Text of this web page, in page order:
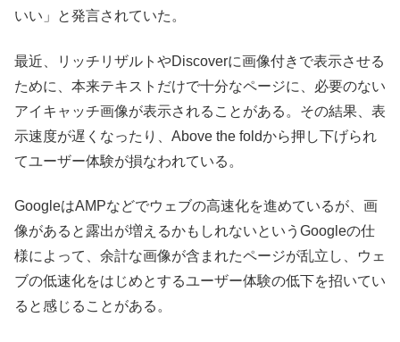
いい」と発言されていた。
最近、リッチリザルトやDiscoverに画像付きで表示させる
ために、本来テキストだけで十分なページに、必要のない
アイキャッチ画像が表示されることがある。その結果、表
示速度が遅くなったり、Above the foldから押し下げられ
てユーザー体験が損なわれている。
GoogleはAMPなどでウェブの高速化を進めているが、画
像があると露出が増えるかもしれないというGoogleの仕
様によって、余計な画像が含まれたページが乱立し、ウェ
ブの低速化をはじめとするユーザー体験の低下を招いてい
ると感じることがある。